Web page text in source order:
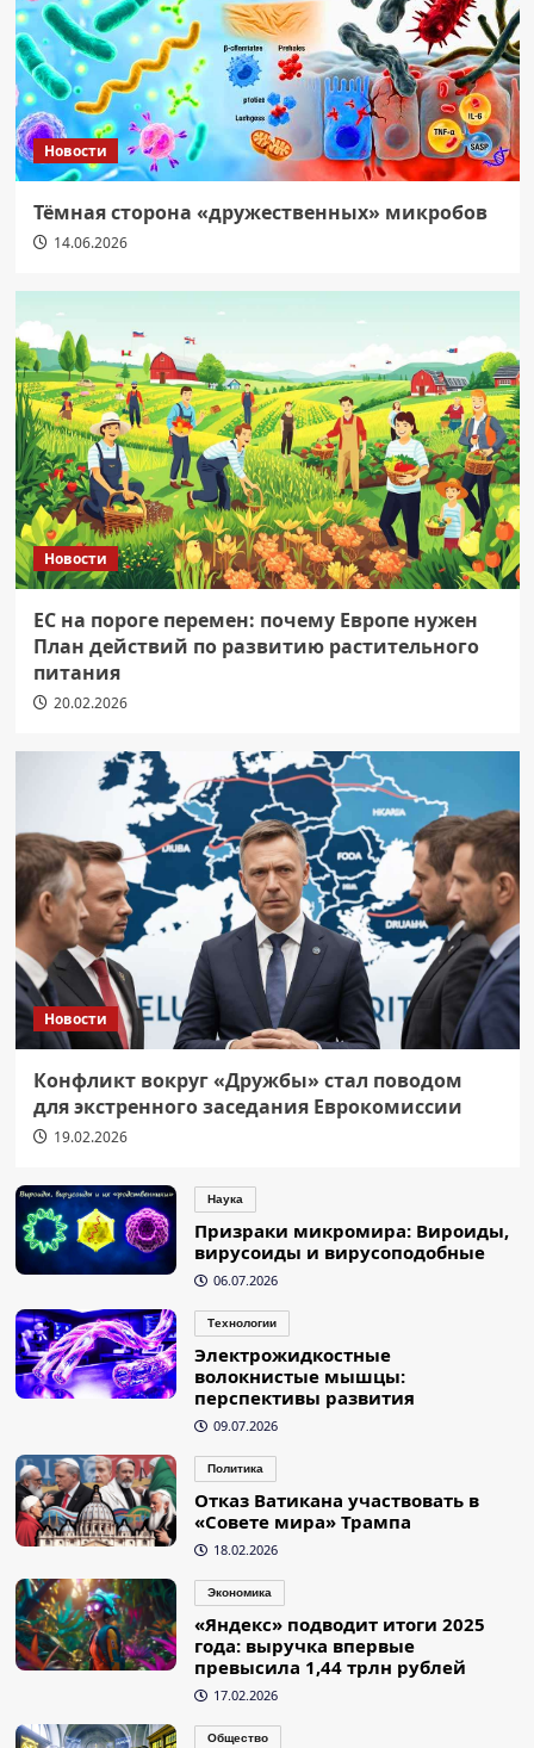
Новости
Тёмная сторона «дружественных» микробов
14.06.2026
Новости
ЕС на пороге перемен: почему Европе нужен
План действий по развитию растительного
питания
20.02.2026
Новости
Конфликт вокруг «Дружбы» стал поводом
для экстренного заседания Еврокомиссии
19.02.2026
Наука
Призраки микромира: Вироиды,
вирусоиды и вирусоподобные
06.07.2026
Технологии
Электрожидкостные
волокнистые мышцы:
перспективы развития
09.07.2026
Политика
Отказ Ватикана участвовать в
«Совете мира» Трампа
18.02.2026
Экономика
«Яндекс» подводит итоги 2025
года: выручка впервые
превысила 1,44 трлн рублей
17.02.2026
Общество